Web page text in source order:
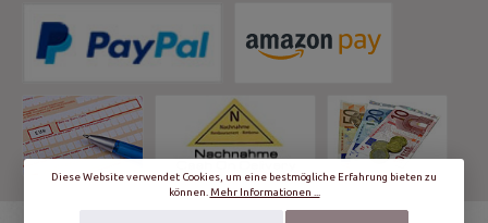
Diese Website verwendet Cookies, um eine bestmögliche Erfahrung bieten zu
können. Mehr Informationen ...